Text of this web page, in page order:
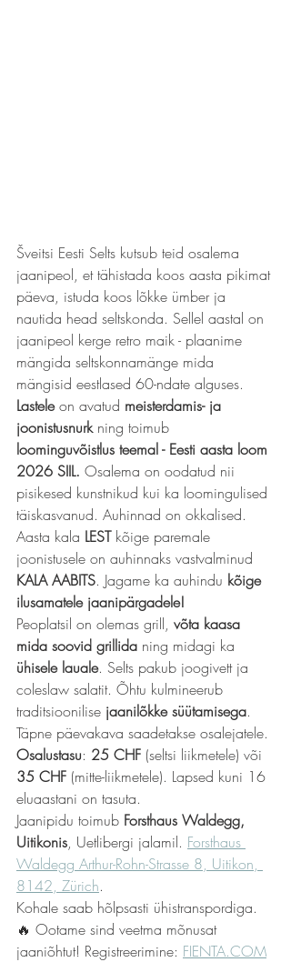
Šveitsi Eesti Selts kutsub teid osalema
jaanipeol, et tähistada koos aasta pikimat
päeva, istuda koos lõkke ümber ja
nautida head seltskonda. Sellel aastal on
jaanipeol kerge retro maik - plaanime
mängida seltskonnamänge mida
mängisid eestlased 60-ndate alguses.
Lastele on avatud meisterdamis- ja
joonistusnurk ning toimub
loominguvõistlus teemal - Eesti aasta loom
2026 SIIL. Osalema on oodatud nii
pisikesed kunstnikud kui ka loomingulised
täiskasvanud. Auhinnad on okkalised.
Aasta kala LEST kõige paremale
joonistusele on auhinnaks vastvalminud
KALA AABITS. Jagame ka auhindu kõige
ilusamatele jaanipärgadele!
Peoplatsil on olemas grill, võta kaasa
mida soovid grillida ning midagi ka
ühisele lauale. Selts pakub joogivett ja
coleslaw salatit. Õhtu kulmineerub
traditsioonilise jaanilõkke süütamisega.
Täpne päevakava saadetakse osalejatele.
Osalustasu: 25 CHF (seltsi liikmetele) või
35 CHF (mitte-liikmetele). Lapsed kuni 16
eluaastani on tasuta.
Jaanipidu toimub Forsthaus Waldegg,
Uitikonis, Uetlibergi jalamil. Forsthaus
Waldegg Arthur-Rohn-Strasse 8, Uitikon,
8142, Zürich.
Kohale saab hõlpsasti ühistranspordiga.
🔥 Ootame sind veetma mõnusat
jaaniõhtut! Registreerimine: FIENTA.COM